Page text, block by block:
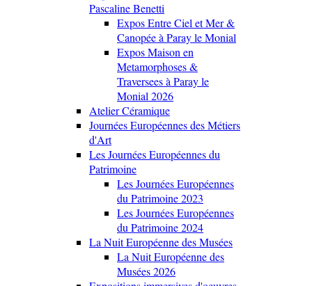
Pascaline Benetti
Expos Entre Ciel et Mer &
Canopée à Paray le Monial
Expos Maison en
Metamorphoses &
Traversees à Paray le
Monial 2026
Atelier Céramique
Journées Européennes des Métiers
d'Art
Les Journées Européennes du
Patrimoine
Les Journées Européennes
du Patrimoine 2023
Les Journées Européennes
du Patrimoine 2024
La Nuit Européenne des Musées
La Nuit Européenne des
Musées 2026